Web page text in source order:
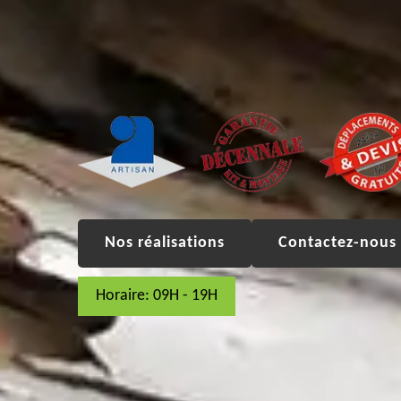
Nos réalisations Contactez-nous
Horaire: 09H - 19H